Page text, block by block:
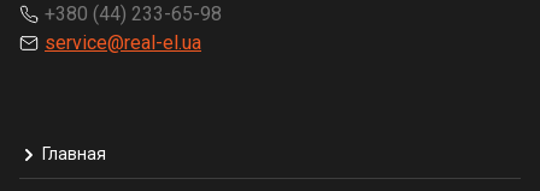
+380 (44) 233-65-98
service@real-el.ua
Главная